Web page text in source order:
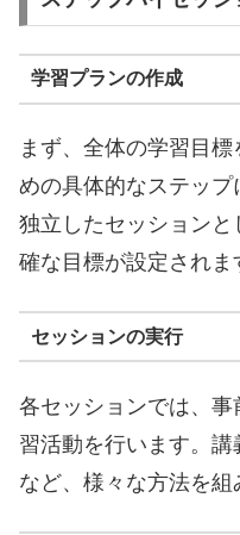
学習プランの作成
まず、全体の学習目
めの具体的なステッ
独立したセッション
確な目標が設定されま
セッションの実行
各セッションでは、
習活動を行います。
など、様々な方法を組